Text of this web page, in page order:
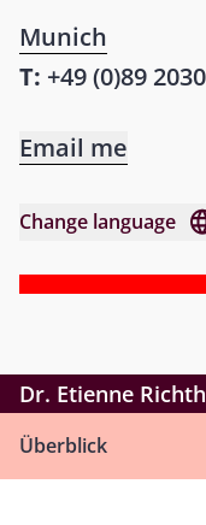
Munich
T: +49 (0)89
Email me
Change language
Dr. Etienne
Überblick